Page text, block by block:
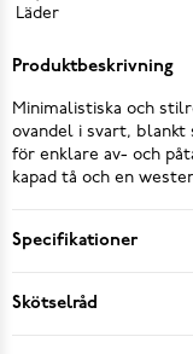
Läder
Produktbeskrivning
Minimalistiska och
ovandel i svart, blankt
för enklare av- och
kapad tå och en
Specifikationer
Skötselråd